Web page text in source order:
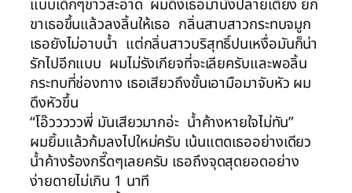
แบบเด็กๆขาวสะอาด ผมดึงเธอมานั่งปลายเตียง ยก
ขาเธอขึ้นแล้วลงลิ้นให้เธอ กลิ่นสาบสาวกระทบจมูก
เธอยังไม่อาบน้ำ แต่กลิ่นสาวบริสุทธิ์ปนเหงื่อมันก็น่า
รักไปอีกแบบ ผมไม่รังเกียจที่จะเลียครับและพอลิ้น
กระทบที่ช่องทาง เธอเสียวถึงขั้นเอามือมาจับหัว ผม
ดึงหัวขึ้น
“โอ๊วววววพี่ มันเสียวมากอ่ะ น้ำค้างหายใจไม่ทัน”
ผมยิ้มแล้วก้มลงไปใหม่ครับ เน้นแตดเธออย่างเดียว
น้ำค้างร้องกรี๊ดๆเลยครับ เธอถึงจุดสุดยอดอย่าง
ง่ายดายไม่เกิน 1 นาที